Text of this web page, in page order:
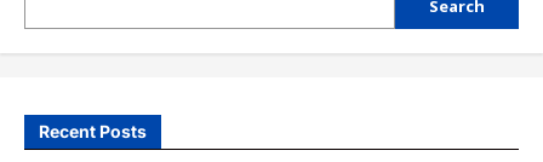
Search
Recent Posts